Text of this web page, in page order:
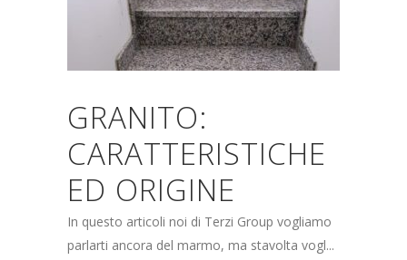
GRANITO:
CARATTERISTICHE
ED ORIGINE
In questo articoli noi di Terzi Group vogliamo
parlarti ancora del marmo, ma stavolta vogl...